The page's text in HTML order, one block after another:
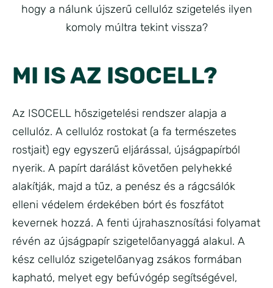
hogy a nálunk újszerű cellulóz szigetelés ilyen
komoly múltra tekint vissza?
MI IS AZ ISOCELL?
Az ISOCELL hőszigetelési rendszer alapja a
cellulóz. A cellulóz rostokat (a fa természetes
rostjait) egy egyszerű eljárással, újságpapírból
nyerik. A papírt darálást követően pelyhekké
alakítják, majd a tűz, a penész és a rágcsálók
elleni védelem érdekében bórt és foszfátot
kevernek hozzá. A fenti újrahasznosítási folyamat
révén az újságpapír szigetelőanyaggá alakul. A
kész cellulóz szigetelőanyag zsákos formában
kapható, melyet egy befúvógép segítségével,